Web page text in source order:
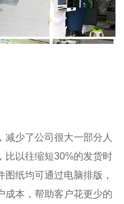
减少了公司很大一部分人
比以往缩短30%的发货时
图纸均可通过电脑排版，
成本，帮助客户花更少的